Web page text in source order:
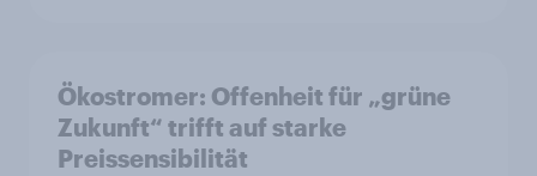
Ökostromer: Offenheit für „grüne
Zukunft“ trifft auf starke
Preissensibilität